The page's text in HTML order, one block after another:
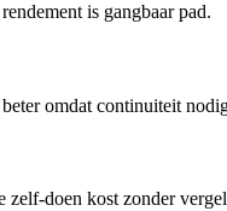
is gangbaar pad.
omdat continuiteit
zelf-doen kost zonder